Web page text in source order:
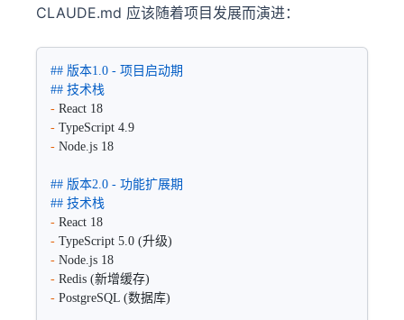
CLAUDE.md 应该随着项目发展而演进：
## 版本1.0 - 项目启动期
## 技术栈
- React 18
- TypeScript 4.9
- Node.js 18
## 版本2.0 - 功能扩展期
## 技术栈
- React 18
- TypeScript 5.0 (升级)
- Node.js 18
- Redis (新增缓存)
- PostgreSQL (数据库)